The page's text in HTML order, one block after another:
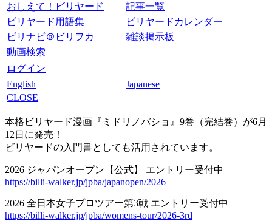
おしえて！ビリヤード
記事一覧
ビリヤード用語集
ビリヤードカレンダー
ビリナビ＠ビリヲカ
雑談掲示板
動画検索
ログイン
English
Japanese
CLOSE
本格ビリヤード漫画『ミドリノバショ』9巻（完結巻）が6月
12日に発売！
ビリヤードの入門書としても活用されています。
2026 ジャパンオープン【公式】 エントリー受付中
https://billi-walker.jp/jpba/japanopen/2026
2026 全日本女子プロツアー第3戦 エントリー受付中
https://billi-walker.jp/jpba/womens-tour/2026-3rd